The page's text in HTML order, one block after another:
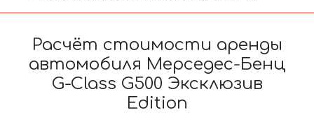
Расчёт стоимости аренды
автомобиля Мерседес-Бенц
G-Class G500 Эксклюзив
Edition